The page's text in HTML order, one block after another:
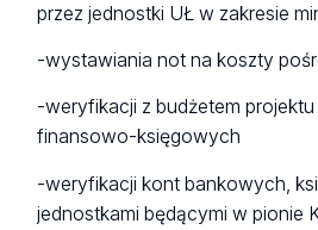
przez jednostki UŁ w zakresie
-wystawiania not na koszty
-weryfikacji z budżetem
finansowo-księgowych
-weryfikacji kont bankowych,
jednostkami będącymi w pionie